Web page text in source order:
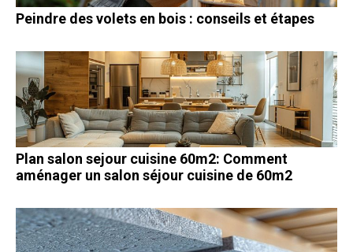
Peindre des volets en bois : conseils et étapes
Plan salon sejour cuisine 60m2: Comment
aménager un salon séjour cuisine de 60m2